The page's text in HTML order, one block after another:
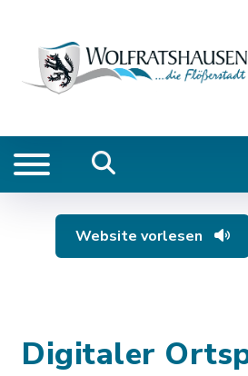
Website vorlesen
Digitaler